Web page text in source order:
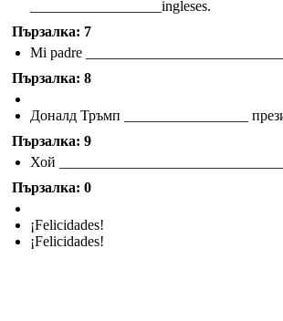
__________________ingleses.
Пързалка: 7
Mi padre
Пързалка: 8
Доналд Тръмп _________________
Пързалка: 9
Хой
Пързалка: 0
¡Felicidades!
¡Felicidades!